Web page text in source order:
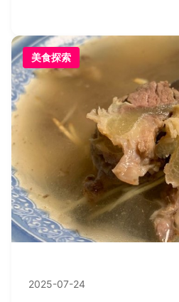
地圖規劃行程，發掘東勢獨
美食探索
2025-07-24